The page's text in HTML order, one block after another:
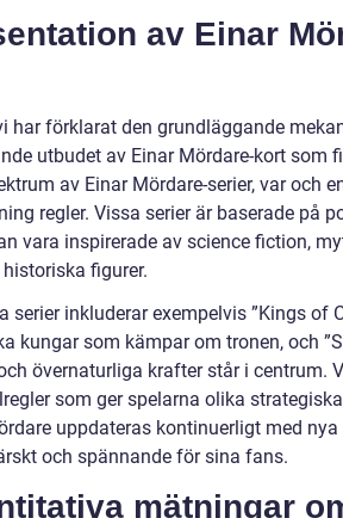
av Einar
har förklarat den grundläggande
utbudet av Einar Mördare-kort som
av Einar Mördare-serier, var och
regler. Vissa serier är baserade på
vara inspirerade av science fiction,
figurer.
serier inkluderar exempelvis ”Kings of
kungar som kämpar om tronen, och
övernaturliga krafter står i centrum.
som ger spelarna olika
uppdateras kontinuerligt med
och spännande för sina fans.
mätningar